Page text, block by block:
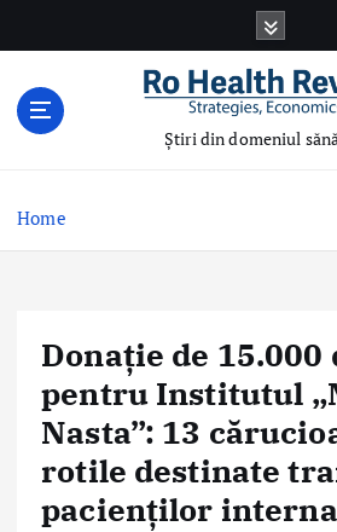
Știri din domeniul
Home
Donație de 15.000
pentru Institutul
Nasta”: 13
rotile destinate
pacienților